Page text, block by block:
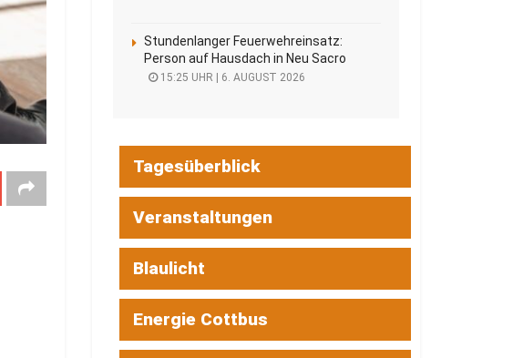
Stundenlanger Feuerwehreinsatz:
Person auf Hausdach in Neu Sacro
15:25 UHR | 6. AUGUST 2026
Tagesüberblick
Veranstaltungen
Blaulicht
Energie Cottbus